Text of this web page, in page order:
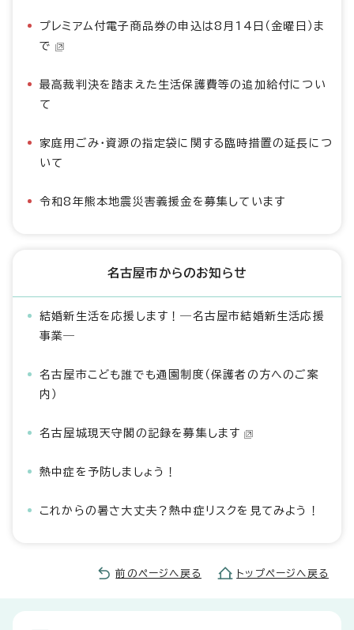
プレミアム付電子商品券の申込は8月14日（金曜日）ま
で
最高裁判決を踏まえた生活保護費等の追加給付につい
て
家庭用ごみ・資源の指定袋に関する臨時措置の延長につ
いて
令和8年熊本地震災害義援金を募集しています
名古屋市からのお知らせ
結婚新生活を応援します！―名古屋市結婚新生活応援
事業―
名古屋市こども誰でも通園制度（保護者の方へのご案
内）
名古屋城現天守閣の記録を募集します
熱中症を予防しましょう！
これからの暑さ大丈夫？熱中症リスクを見てみよう！
前のページへ戻る トップページへ戻る